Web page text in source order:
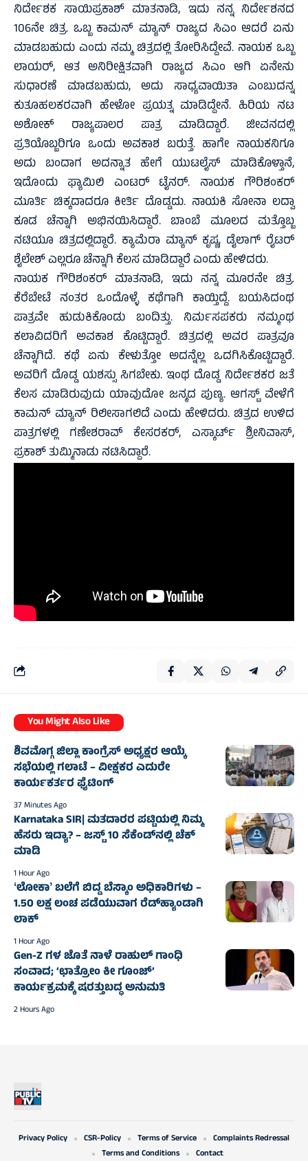
ನಿರ್ದೇಶಕ ಸಾಯಿಪ್ರಕಾಶ್ ಮಾತನಾಡಿ, ಇದು ನನ್ನ ನಿರ್ದೇಶನದ
106ನೇ ಚಿತ್ರ. ಒಬ್ಬ ಕಾಮನ್ ಮ್ಯಾನ್ ರಾಜ್ಯದ ಸಿಎಂ ಆದರೆ ಏನು
ಮಾಡಬಹುದು ಎಂದು ನಮ್ಮ ಚಿತ್ರದಲ್ಲಿ ತೋರಿಸಿದ್ದೇವೆ. ನಾಯಕ ಒಬ್ಬ
ಲಾಯರ್, ಆತ ಅನಿರೀಕ್ಷಿತವಾಗಿ ರಾಜ್ಯದ ಸಿಎಂ ಆಗಿ ಏನೇನು
ಸುಧಾರಣೆ ಮಾಡಬಹುದು, ಅದು ಸಾಧ್ಯವಾಯಿತಾ ಎಂಬುದನ್ನ
ಕುತೂಹಲಕರವಾಗಿ ಹೇಳೋ ಪ್ರಯತ್ನ ಮಾಡಿದ್ದೇನೆ. ಹಿರಿಯ ನಟ
ಅಶೋಕ್ ರಾಜ್ಯಪಾಲರ ಪಾತ್ರ ಮಾಡಿದ್ದಾರೆ. ಜೀವನದಲ್ಲಿ
ಪ್ರತಿಯೊಬ್ಬರಿಗೂ ಒಂದು ಅವಕಾಶ ಬರುತ್ತೆ. ಹಾಗೇ ನಾಯಕನಿಗೂ
ಅದು ಬಂದಾಗ ಅದನ್ನಾತ ಹೇಗೆ ಯುಟಲೈಸ್ ಮಾಡಿಕೊಳ್ತಾನೆ,
ಇದೊಂದು ಫ್ಯಾಮಿಲಿ ಎಂಟರ್ ಟೈನರ್. ನಾಯಕ ಗೌರಿಶಂಕರ್
ಮೂರ್ತಿ ಚಿಕ್ಕದಾದರೂ ಕೀರ್ತಿ ದೊಡ್ಡದು. ನಾಯಕಿ ಸೋನಾ ಲದ್ವಾ
ಕೂಡ ಚೆನ್ನಾಗಿ ಅಭಿನಯಿಸಿದ್ದಾರೆ. ಬಾಂಬೆ ಮೂಲದ ಮತ್ತೊಬ್ಬ
ನಟಿಯೂ ಚಿತ್ರದಲ್ಲಿದ್ದಾರೆ. ಕ್ಯಾಮೆರಾ ಮ್ಯಾನ್ ಕೃಷ್ಣ, ಡೈಲಾಗ್ ರೈಟರ್
ಶೈಲೇಶ್ ಎಲ್ಲರೂ ಚೆನ್ನಾಗಿ ಕೆಲಸ ಮಾಡಿದ್ದಾರೆ ಎಂದು ಹೇಳಿದರು.
ನಾಯಕ ಗೌರಿಶಂಕರ್ ಮಾತನಾಡಿ, ಇದು ನನ್ನ ಮೂರನೇ ಚಿತ್ರ.
ಕೆರೆಬೇಟೆ ನಂತರ ಒಂದೊಳ್ಳೆ ಕಥೆಗಾಗಿ ಕಾಯ್ತಿದ್ದೆ. ಬಯಸಿದಂಥ
ಪಾತ್ರವೇ ಹುಡುಕಿಕೊಂಡು ಬಂದಿತ್ತು. ನಿರ್ಮಸಪಕರು ನಮ್ಮಂಥ
ಕಲಾವಿದರಿಗೆ ಅವಕಾಶ ಕೊಟ್ಟಿದ್ದಾರೆ. ಚಿತ್ರದಲ್ಲಿ ಅವರ ಪಾತ್ರವೂ
ಚೆನ್ನಾಗಿದೆ. ಕಥೆ ಏನು ಕೇಳುತ್ತೋ ಅದನ್ನೆಲ್ಲ ಒದಗಿಸಿಕೊಟ್ಟಿದ್ದಾರೆ.
ಅವರಿಗೆ ದೊಡ್ಡ ಯಶಸ್ಸು ಸಿಗಬೇಕು. ಇಂಥ ದೊಡ್ಡ ನಿರ್ದೇಶಕರ ಜತೆ
ಕೆಲಸ ಮಾಡಿರುವುದು ಯಾವುದೋ ಜನ್ಮದ ಪುಣ್ಯ. ಆಗಸ್ಟ್ ವೇಳೆಗೆ
ಕಾಮನ್ ಮ್ಯಾನ್ ರಿಲೀಸಾಗಲಿದೆ ಎಂದು ಹೇಳಿದರು. ಚಿತ್ರದ ಉಳಿದ
ಪಾತ್ರಗಳಲ್ಲಿ ಗಣೇಶರಾವ್ ಕೇಸರಕರ್, ಎಸ್ಕಾರ್ಟ್ ಶ್ರೀನಿವಾಸ್,
ಪ್ರಕಾಶ್ ತುಮ್ಮಿನಾಡು ನಟಿಸಿದ್ದಾರೆ.
You Might Also Like
ಶಿವಮೊಗ್ಗ ಜಿಲ್ಲಾ ಕಾಂಗ್ರೆಸ್ ಅಧ್ಯಕ್ಷರ ಆಯ್ಕೆ
ಸಭೆಯಲ್ಲಿ ಗಲಾಟೆ – ವೀಕ್ಷಕರ ಎದುರೇ
ಕಾರ್ಯಕರ್ತರ ಫೈಟಿಂಗ್
37 Minutes Ago
Karnataka SIR| ಮತದಾರರ ಪಟ್ಟಿಯಲ್ಲಿ ನಿಮ್ಮ
ಹೆಸರು ಇದ್ಯಾ? – ಜಸ್ಟ್‌ 10 ಸೆಕೆಂಡ್‌ನಲ್ಲಿ ಚೆಕ್‌
ಮಾಡಿ
1 Hour Ago
ʻಲೋಕಾʼ ಬಲೆಗೆ ಬಿದ್ದ ಬೆಸ್ಕಾಂ ಅಧಿಕಾರಿಗಳು –
1.50 ಲಕ್ಷ ಲಂಚ ಪಡೆಯುವಾಗ ರೆಡ್‌ಹ್ಯಾಂಡಾಗಿ
ಲಾಕ್
1 Hour Ago
Gen-Z ಗಳ ಜೊತೆ ನಾಳೆ ರಾಹುಲ್‌ ಗಾಂಧಿ
ಸಂವಾದ; ‘ಛಾತ್ರೋಂ ಕೀ ಗೂಂಜ್’
ಕಾರ್ಯಕ್ರಮಕ್ಕೆ ಷರತ್ತುಬದ್ಧ ಅನುಮತಿ
2 Hours Ago
Privacy Policy CSR-Policy Terms of Service
Complaints Redressal
Terms and Conditions
Contact